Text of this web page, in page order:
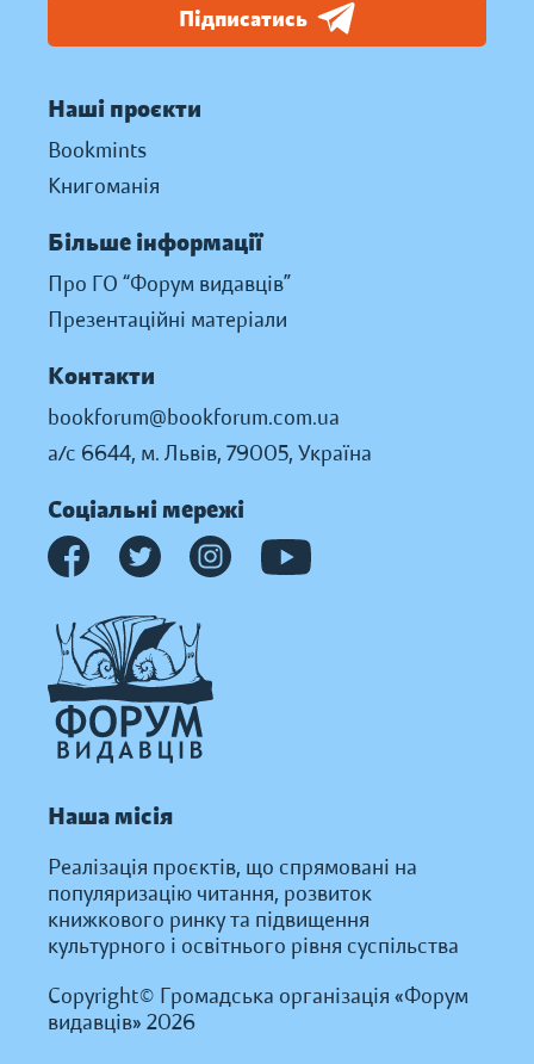
Підписатись
Наші проєкти
Bookmints
Книгоманія
Більше інформації
Про ГО “Форум видавців”
Презентаційні матеріали
Контакти
bookforum@bookforum.com.ua
а/с 6644, м. Львів, 79005, Україна
Соціальні мережі
Наша місія
Реалізація проєктів, що спрямовані на
популяризацію читання, розвиток
книжкового ринку та підвищення
культурного і освітнього рівня суспільства
Copyright© Громадська організація «Форум
видавців» 2026